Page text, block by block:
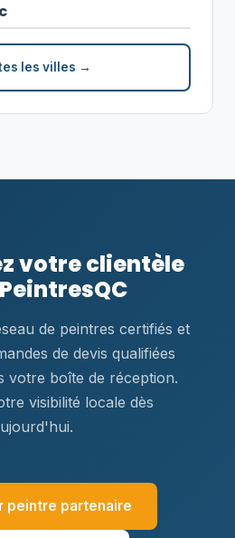
les villes →
votre clientèle
de peintres certifiés et
de devis qualifiées
votre boîte de réception.
visibilité locale dès
peintre partenaire